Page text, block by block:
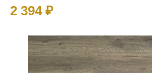
2 394 ₽
Количество: